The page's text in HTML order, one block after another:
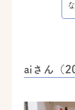
aiさん（